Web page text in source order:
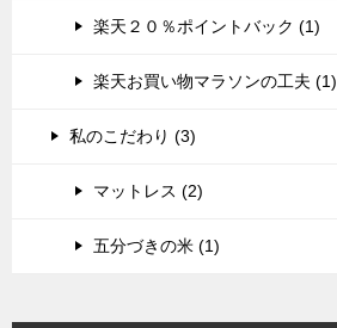
楽天２０％ポイントバック (1)
楽天お買い物マラソンの工夫 (1)
私のこだわり (3)
マットレス (2)
五分づきの米 (1)